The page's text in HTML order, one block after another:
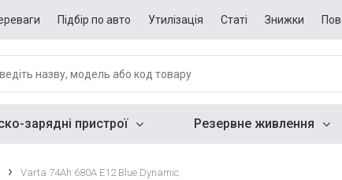
Підбір по авто Утилізація Статі Знижки
зарядні пристрої Резервне живлення
Varta 74Ah 680A E12 Blue Dynamic